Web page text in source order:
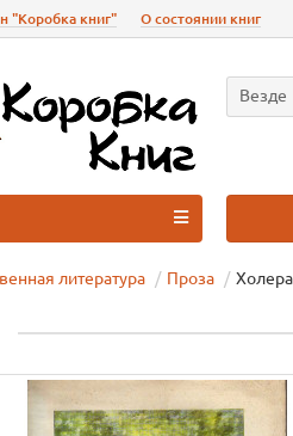
"Коробка книг" О состоянии книг
Везде
литература Проза Холера